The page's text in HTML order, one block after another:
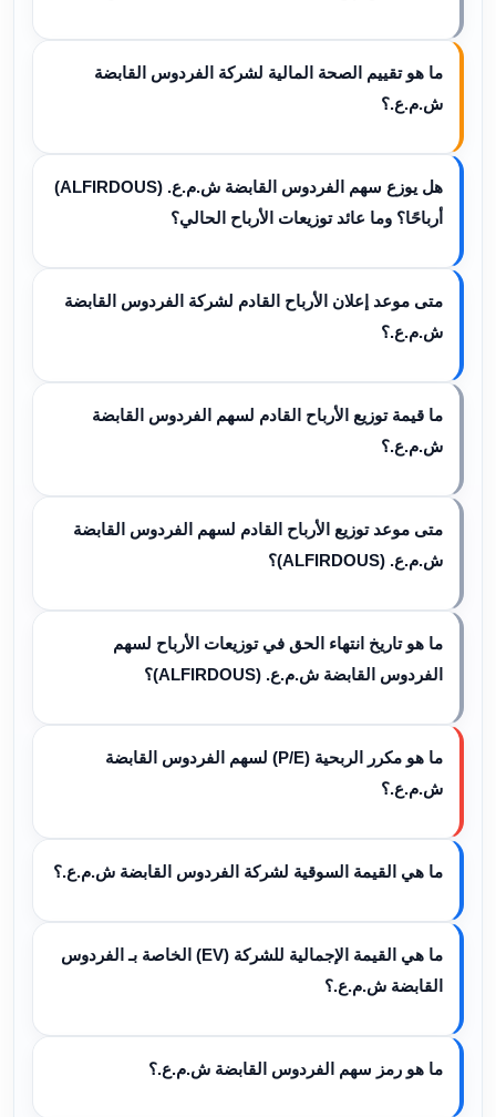
ما هو تقييم الصحة المالية لشركة الفردوس القابضة
ش.م.ع.؟
هل يوزع سهم الفردوس القابضة ش.م.ع. (ALFIRDOUS)
أرباحًا؟ وما عائد توزيعات الأرباح الحالي؟
متى موعد إعلان الأرباح القادم لشركة الفردوس القابضة
ش.م.ع.؟
ما قيمة توزيع الأرباح القادم لسهم الفردوس القابضة
ش.م.ع.؟
متى موعد توزيع الأرباح القادم لسهم الفردوس القابضة
ش.م.ع. (ALFIRDOUS)؟
ما هو تاريخ انتهاء الحق في توزيعات الأرباح لسهم
الفردوس القابضة ش.م.ع. (ALFIRDOUS)؟
ما هو مكرر الربحية (P/E) لسهم الفردوس القابضة
ش.م.ع.؟
ما هي القيمة السوقية لشركة الفردوس القابضة ش.م.ع.؟
ما هي القيمة الإجمالية للشركة (EV) الخاصة بـ الفردوس
القابضة ش.م.ع.؟
ما هو رمز سهم الفردوس القابضة ش.م.ع.؟